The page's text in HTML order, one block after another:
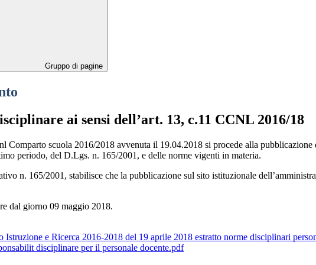
Gruppo di pagine
ai sensi dell’art. 13, c.11 CCNL 2016/18
Comparto scuola 2016/2018 avvenuta il 19.04.2018 si procede alla
periodo, del D.Lgs. n. 165/2001, e delle norme vigenti in materia.
n. 165/2001, stabilisce che la pubblicazione sul sito istituzionale
dal giorno 09 maggio 2018.
Istruzione e Ricerca 2016-2018 del 19 aprile 2018 estratto norme disciplinari
disciplinare per il personale docente.pdf